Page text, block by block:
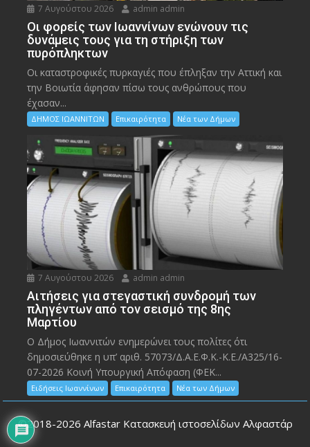
7 Αυγούστου 2026 admin admin
Οι φορείς των Ιωαννίνων ενώνουν τις
δυνάμεις τους για τη στήριξη των
πυρόπληκτων
Οι καταστροφικές πυρκαγιές που έπληξαν την Αττική και
την Bοιωτία άφησαν πίσω τους ανθρώπους που
έχασαν...
ΔΗΜΟΣ ΙΩΑΝΝΙΤΩΝ Επικαιρότητα Νέα των Δήμων
7 Αυγούστου 2026 admin admin
Αιτήσεις για στεγαστική συνδρομή των
πληγέντων από τον σεισμό της 8ης
Μαρτίου
Ο Δήμος Ιωαννιτών ενημερώνει τους πολίτες ότι
δημοσιεύθηκε η υπ’ αριθ. 57073/Δ.Α.Ε.Φ.Κ.-Κ.Ε./Α325/16-
07-2026 Κοινή Υπουργική Απόφαση (ΦΕΚ...
Ειδήσεις Ιωαννίνων Επικαιρότητα Νέα των Δήμων
©2018-2026 Alfastar Κατασκευή ιστοσελίδων Αλφαστάρ